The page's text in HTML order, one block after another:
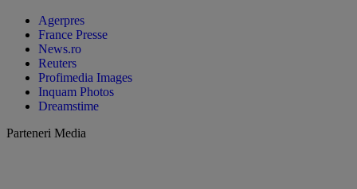
Agerpres
France Presse
News.ro
Reuters
Profimedia Images
Inquam Photos
Dreamstime
Parteneri Media